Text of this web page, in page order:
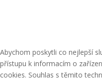
Abychom poskytli co nejlepší
přístupu k informacím o
cookies. Souhlas s těmito